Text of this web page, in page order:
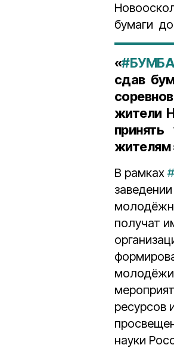
бумаги до
«
сдав
жители
жителям
В рамках
получат
молодёжи
ресурсов
науки